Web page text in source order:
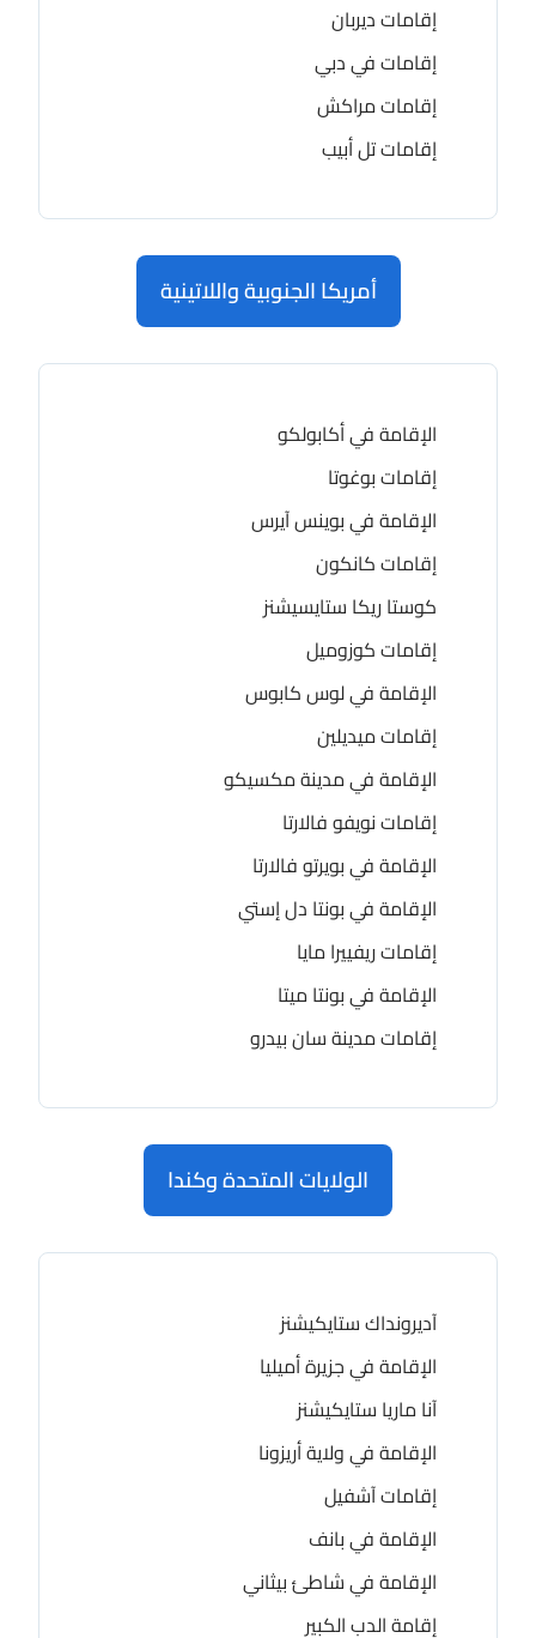
إقامات ديربان
إقامات في دبي
إقامات مراكش
إقامات تل أبيب
أمريكا الجنوبية واللاتينية
الإقامة في أكابولكو
إقامات بوغوتا
الإقامة في بوينس آيرس
إقامات كانكون
كوستا ريكا ستايسيشنز
إقامات كوزوميل
الإقامة في لوس كابوس
إقامات ميديلين
الإقامة في مدينة مكسيكو
إقامات نويفو فالارتا
الإقامة في بويرتو فالارتا
الإقامة في بونتا دل إستي
إقامات ريفييرا مايا
الإقامة في بونتا ميتا
إقامات مدينة سان بيدرو
الولايات المتحدة وكندا
آديرونداك ستايكيشنز
الإقامة في جزيرة أميليا
آنا ماريا ستايكيشنز
الإقامة في ولاية أريزونا
إقامات آشفيل
الإقامة في بانف
الإقامة في شاطئ بيثاني
إقامة الدب الكبير